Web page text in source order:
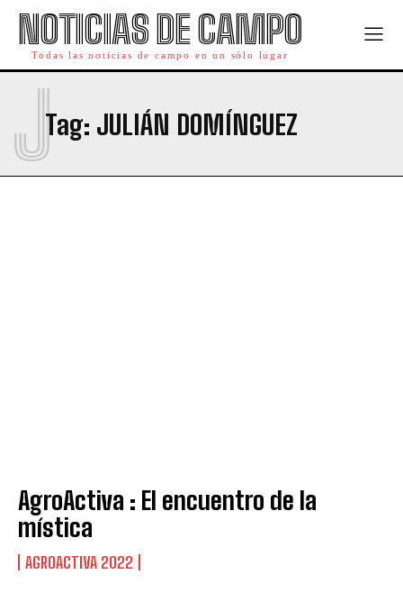
NOTICIAS DE CAMPO
Todas las noticias de campo en un sólo lugar
Tag: JULIÁN DOMÍNGUEZ
J
AgroActiva : El encuentro de la
mística
AGROACTIVA 2022